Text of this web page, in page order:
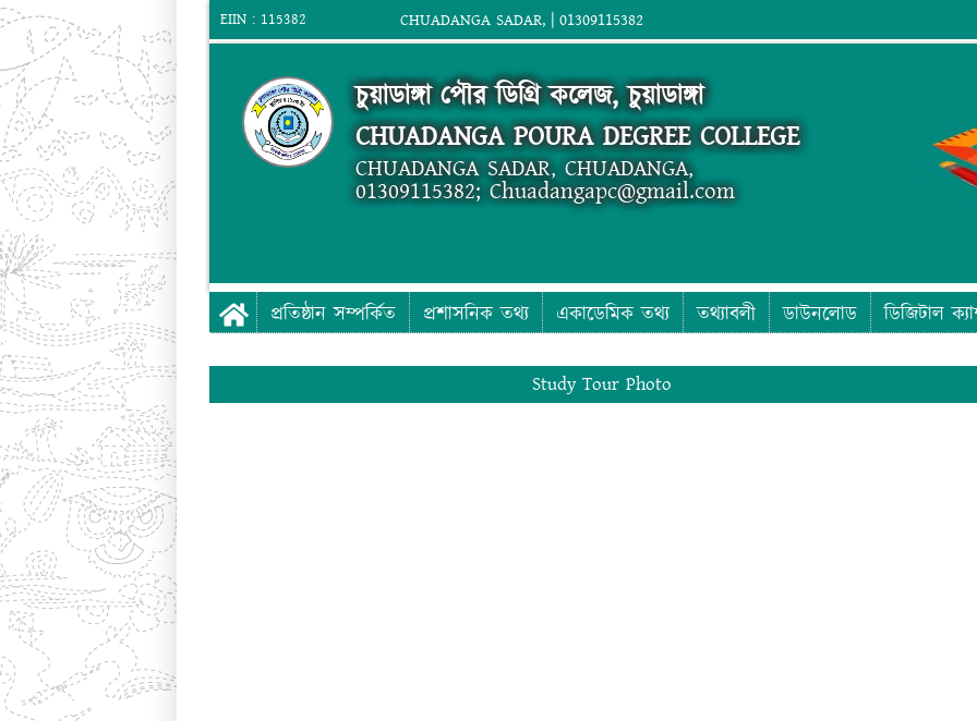
EIIN : 115382 CHUADANGA SADAR, | 01309115382
চুয়াডাঙ্গা পৌর ডিগ্রি কলেজ, চুয়াডাঙ্গা
CHUADANGA POURA DEGREE COLLEGE
CHUADANGA SADAR, CHUADANGA,
01309115382; Chuadangapc@gmail.com
প্রতিষ্ঠান সম্পর্কিত প্রশাসনিক তথ্য একাডেমিক তথ্য তথ্যাবলী ডাউনলোড ডিজিটাল
Study Tour Photo